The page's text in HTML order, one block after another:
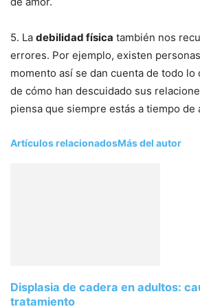
5. La debilidad física también nos
errores. Por ejemplo, existen
momento así se dan cuenta de todo lo
de cómo han descuidado sus
piensa que siempre estás a tiempo de
Artículos relacionadosMás del autor
Displasia de cadera en adultos:
tratamiento